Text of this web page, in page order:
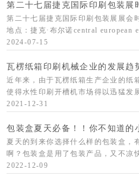
第二十七届捷克国际印刷包装展
第二十七届捷克国际印刷包装展展会
地点：捷克·布尔诺central european
届展品范围：印刷设备：胶印机
2024-07-15
瓦楞纸箱印刷机械企业的发展趋
近年来，由于瓦楞纸箱生产企业的纸
使得水性印刷开槽机市场得以迅猛发
需求，是由企业生产的产品、企业规
2021-12-31
包装盒夏天必备！！你不知道的
夏天的到来你选择什么样的包装盒，
啊？包装盒是用了包装产品，又不凉
要准备包装盒了，那就是收纳盒，炎
2022-12-09